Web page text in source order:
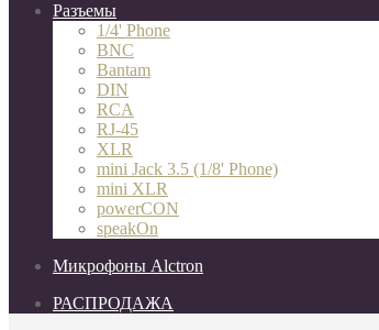
Разъемы
1/4' Phone
BNC
Bantam
DIN
RCA
RJ-45
XLR
mini Jack 3.5 (1/8' Phone)
mini XLR
powerCON
speakOn
Микрофоны Alctron
РАСПРОДАЖА